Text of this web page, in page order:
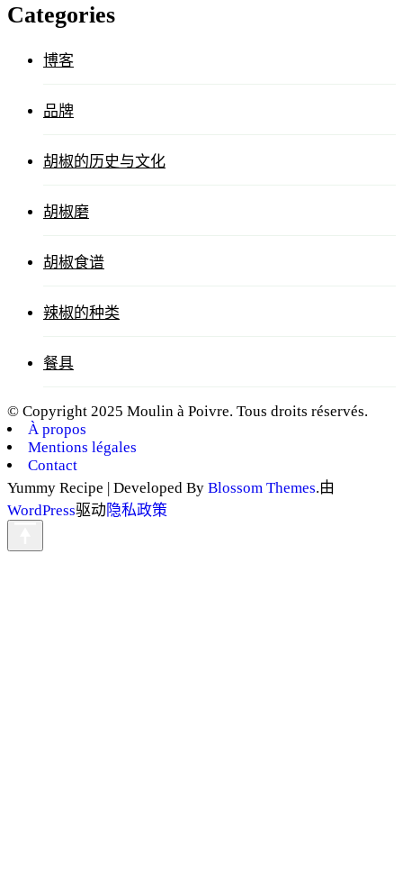
Categories
博客
品牌
胡椒的历史与文化
胡椒磨
胡椒食谱
辣椒的种类
餐具
© Copyright 2025 Moulin à Poivre. Tous droits réservés.
À propos
Mentions légales
Contact
Yummy Recipe | Developed By Blossom Themes.由
WordPress驱动 隐私政策